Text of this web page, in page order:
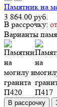
Памятник на
3 864.00 руб.
В рассрочку:
Варианты
В рассрочку